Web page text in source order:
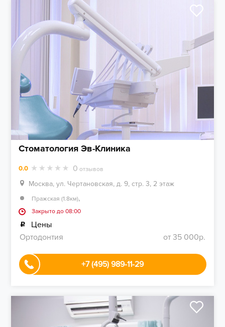
Стоматология Эв-Клиника
0.0 0 отзывов
Москва, ул. Чертановская, д. 9, стр. 3, 2 этаж
Пражская (1.8км),
Закрыто до 08:00
Цены
Ортодонтия
от 35 000р.
+7 (495) 989-11-29